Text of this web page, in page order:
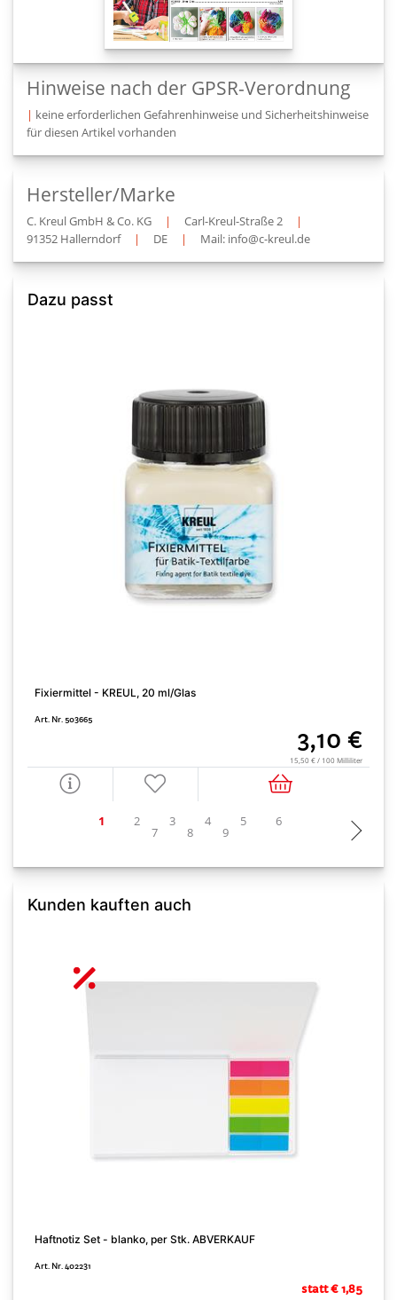
Hinweise nach der GPSR-Verordnung
| keine erforderlichen Gefahrenhinweise und Sicherheitshinweise
für diesen Artikel vorhanden
Hersteller/Marke
C. Kreul GmbH & Co. KG | Carl-Kreul-Straße 2
|
91352 Hallerndorf
| DE | Mail: info@c-kreul.de
Dazu passt
Fixiermittel - KREUL, 20 ml/Glas
Art. Nr. 503665
3,10 €
15,50 € / 100 Milliliter
Kunden kauften auch
Haftnotiz Set - blanko, per Stk. ABVERKAUF
Art. Nr. 402231
statt € 1,85